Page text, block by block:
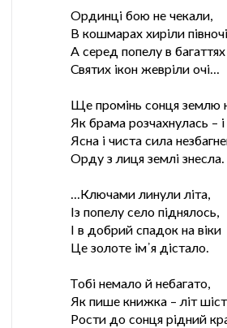
Ординці бою не чекали,
В кошмарах хиріли
А серед попелу в багаттях
Святих ікон жевріли очі...
Ще промінь сонця землю
Як брама розчахнулась –
Ясна і чиста сила
Орду з лиця землі знесла.
...Ключами линули літа,
Із попелу село піднялось,
І в добрий спадок на віки
Це золоте ім᾿я дістало.
Тобі немало й небагато,
Як пише книжка – літ
Рости до сонця рідний